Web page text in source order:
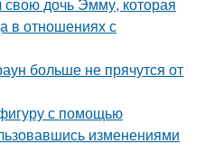
в отношениях с
больше не прячутся от
с помощью
изменениями